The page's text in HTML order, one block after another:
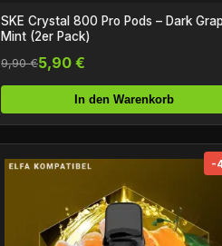
SKE Crystal 800 Pro Pods – Dark
Mint (2er Pack)
9,90 €5,90 €
In den Warenkorb
-